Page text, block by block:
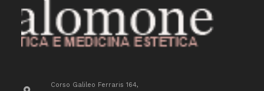
Corso Galileo Ferraris 164,